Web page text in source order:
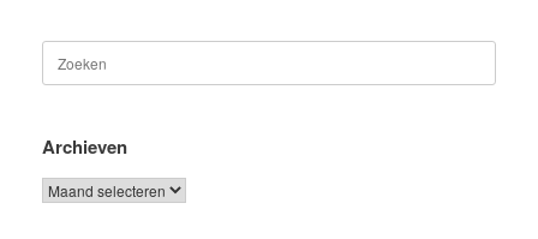
naar:
Archieven
Archieven